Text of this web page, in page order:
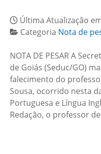
Última Atualização
Categoria Nota de
NOTA DE PESAR A
de Goiás (Seduc/GO)
falecimento do
Sousa, ocorrido nesta
Portuguesa e Língua
Redação, o professor